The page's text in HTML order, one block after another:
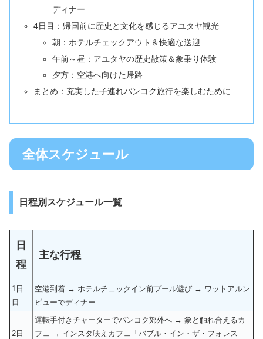
ディナー
4日目：帰国前に歴史と文化を感じるアユタヤ観光
朝：ホテルチェックアウト＆快適な送迎
午前～昼：アユタヤの歴史散策＆象乗り体験
夕方：空港へ向けた帰路
まとめ：充実した子連れバンコク旅行を楽しむために
全体スケジュール
日程別スケジュール一覧
日
程
主な行程
1日
目
空港到着 → ホテルチェックイン前プール遊び → ワットアルン
ビューでディナー
2日
運転手付きチャーターでバンコク郊外へ → 象と触れ合えるカ
フェ → インスタ映えカフェ「バブル・イン・ザ・フォレス